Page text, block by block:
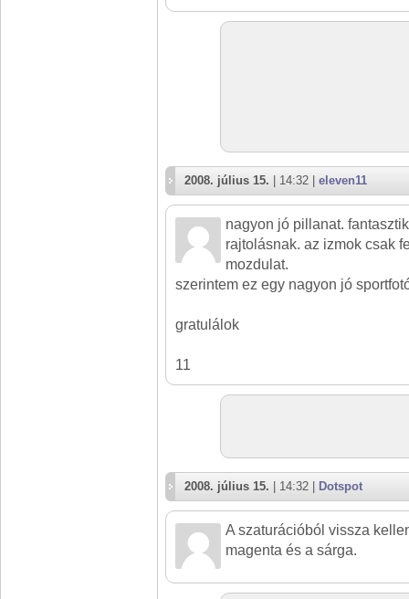
2008. július 15. | 14:32 | eleven11
nagyon jó pillanat.
rajtolásnak. az izmok csak
mozdulat.
szerintem ez egy nagyon jó
gratulálok
11
2008. július 15. | 14:32 | Dotspot
A szaturációból vissza
magenta és a sárga.